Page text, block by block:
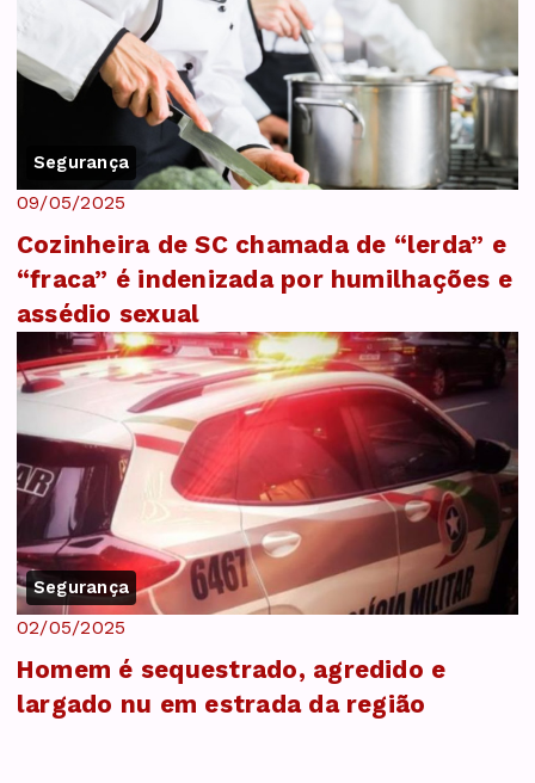
Segurança
09/05/2025
Cozinheira de SC chamada de “lerda” e
“fraca” é indenizada por humilhações e
assédio sexual
Segurança
02/05/2025
Homem é sequestrado, agredido e
largado nu em estrada da região